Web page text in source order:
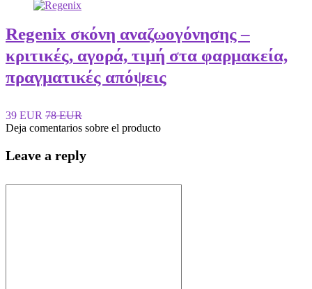
Regenix σκόνη αναζωογόνησης –
κριτικές, αγορά, τιμή στα φαρμακεία,
πραγματικές απόψεις
39 EUR 78 EUR
Deja comentarios sobre el producto
Leave a reply